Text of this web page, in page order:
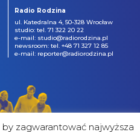
Radio Rodzina
ul. Katedralna 4, 50-328 Wrocław
studio: tel. 71 322 20 22
e-mail: studio@radiorodzina.pl
newsroom: tel. +48 71 327 12 85
e-mail: reporter@radiorodzina.pl
zagwarantować najwyższa